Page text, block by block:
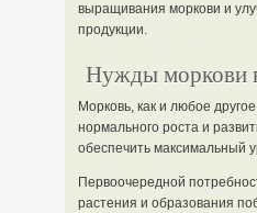
выращивания моркови и
продукции.
Нужды моркови
Морковь, как и любое
нормального роста и
обеспечить максимальный
Первоочередной
растения и образования